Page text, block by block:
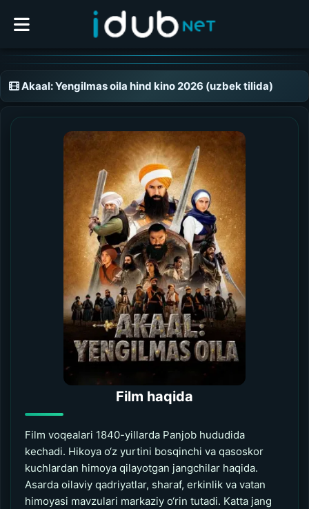
Akaal: Yengilmas oila hind kino 2026 (uzbek tilida)
Film haqida
Film voqealari 1840-yillarda Panjob hududida
kechadi. Hikoya o‘z yurtini bosqinchi va qasoskor
kuchlardan himoya qilayotgan jangchilar haqida.
Asarda oilaviy qadriyatlar, sharaf, erkinlik va vatan
himoyasi mavzulari markaziy o‘rin tutadi. Katta jang